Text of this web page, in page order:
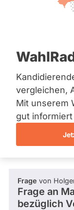
Bremen
Sachsen
Archiv
vergleichen,
Mit unserem
gut informiert
Dieser Politiker
zukünftiges
Wahlliste
Die
derzeit nicht
Politiker:innen
aktiven
oder
Mandaten
können
Fragen
Frage von
Frage an
bezüglich